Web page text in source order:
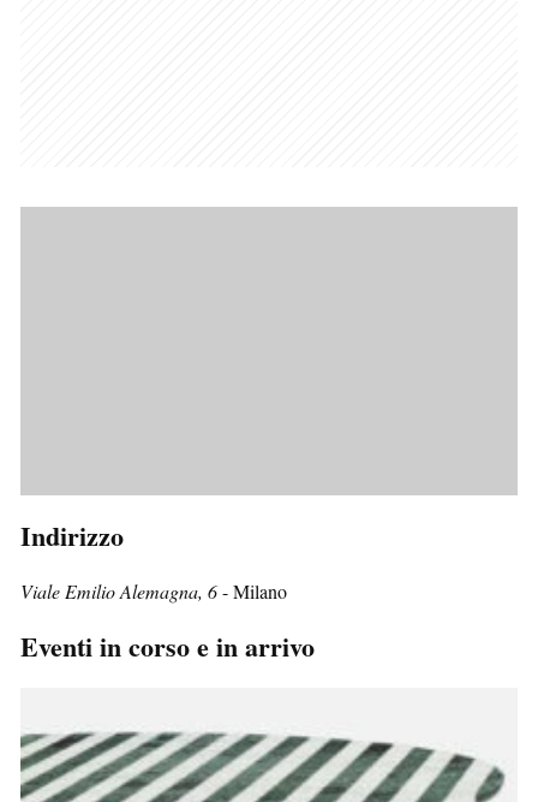
Indirizzo
Viale Emilio Alemagna, 6- Milano
Eventi in corso e in arrivo